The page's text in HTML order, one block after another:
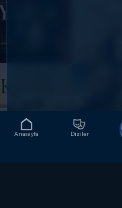
Anasayfa Diziler